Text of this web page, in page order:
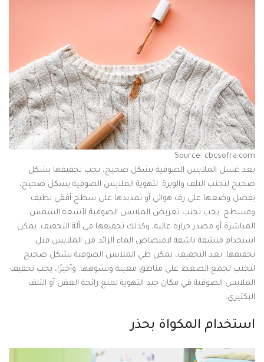
Source: cbcsofra.com
بعد غسل الملابس الصوفية بشكل صحيح، يجب تجفيفها بشكل
صحيح لتجنب التلف والوبرة. لتهوية الملابس الصوفية بشكل صحيح،
يفضل وضعها على رف هوائي أو تمديدها على سطح أفقي نظيف
ومسطح. يجب تجنب تعريض الملابس الصوفية لأشعة الشمس
المباشرة أو مصدر حرارة عالية، وكذلك تجفيفها في آلة التجفيف. يمكن
استخدام منشفة ناشفة لامتصاص الماء الزائد من الملابس قبل
تجفيفها. بعد التجفيف، يمكن طي الملابس الصوفية بشكل صحيح
لتجنب تجمع الضغط على مناطق معينة وتشوهها. وأخيرًا، يجب تجفيف
الملابس الصوفية في مكان جيد التهوية لمنع رائحة العفن أو التلف
البكتيري.
استخدام المكواة بحذر